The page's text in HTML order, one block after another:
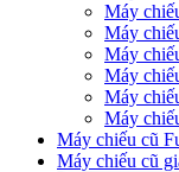
Máy
Máy
Máy
Máy
Máy
Máy
Máy chiếu cũ
Máy chiếu cũ